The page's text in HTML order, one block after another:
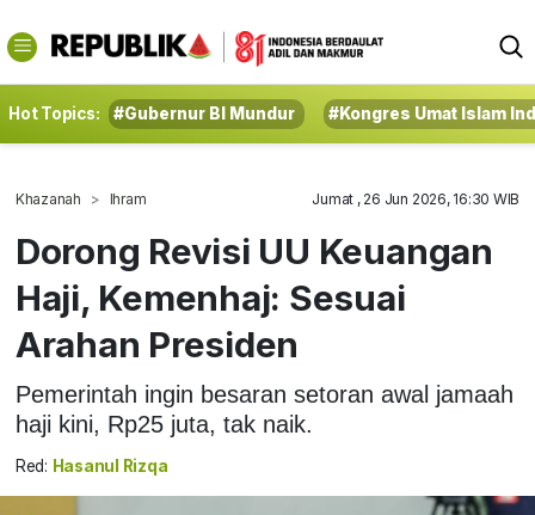
Hot Topics: #Gubernur BI Mundur #Kongres Umat Islam
Khazanah Ihram Jumat , 26 Jun 2026, 16:30 WIB
Dorong Revisi UU Keuangan
Haji, Kemenhaj: Sesuai
Arahan Presiden
Pemerintah ingin besaran setoran awal jamaah
haji kini, Rp25 juta, tak naik.
Red: Hasanul Rizqa